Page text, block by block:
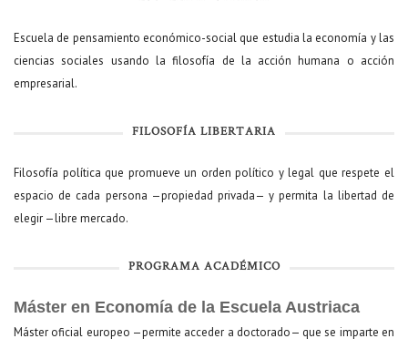
Escuela de pensamiento económico-social que estudia la economía y las
ciencias sociales usando la filosofía de la acción humana o acción
empresarial.
FILOSOFÍA LIBERTARIA
Filosofía política que promueve un orden político y legal que respete el
espacio de cada persona —propiedad privada— y permita la libertad de
elegir —libre mercado.
PROGRAMA ACADÉMICO
Máster en Economía de la Escuela Austriaca
Máster oficial europeo —permite acceder a doctorado— que se imparte en